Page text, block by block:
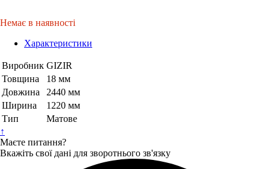
Немає в наявності
Характеристики
Виробник GIZIR
Товщина
18 мм
Довжина
2440 мм
Ширина
1220 мм
Тип
Матове
↑
Маєте питання?
Вкажіть свої дані для зворотнього зв'язку